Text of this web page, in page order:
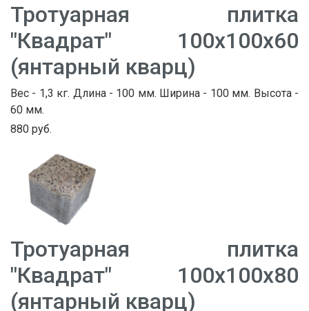
Тротуарная плитка
"Квадрат" 100х100х60
(янтарный кварц)
Вес - 1,3 кг. Длина - 100 мм. Ширина - 100 мм. Высота -
60 мм.
880 руб.
Тротуарная плитка
"Квадрат" 100х100х80
(янтарный кварц)